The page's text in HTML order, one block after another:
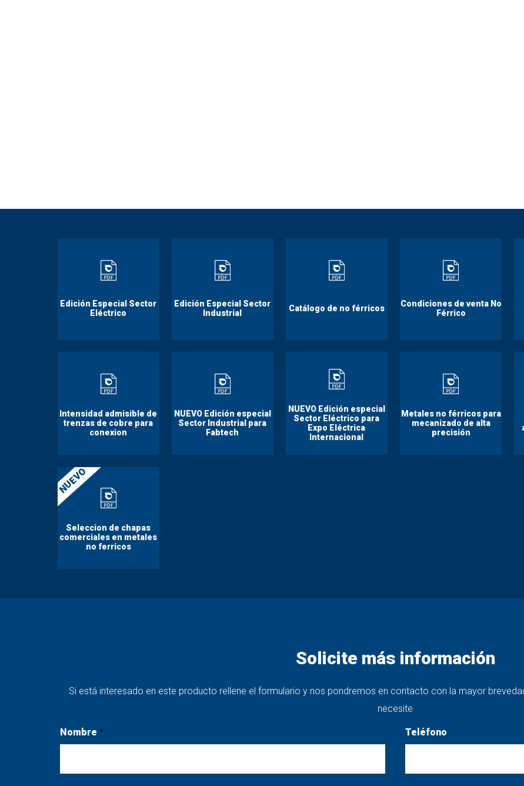
Edición Especial Sector
Eléctrico
Edición Especial Sector
Industrial
Catálogo de no férricos
Condiciones de venta No
Férrico
Intensidad admisible de
trenzas de cobre para
conexion
NUEVO Edición especial
Sector Industrial para
Fabtech
NUEVO Edición especial
Sector Eléctrico para
Expo Eléctrica
Internacional
Metales no férricos para
mecanizado de alta
precisión
NUEVO
Seleccion de chapas
comerciales en metales
no ferricos
Solicite más información
Si está interesado en este producto rellene el formulario y nos pondremos en contacto con la mayor
necesite
Nombre * Teléfono